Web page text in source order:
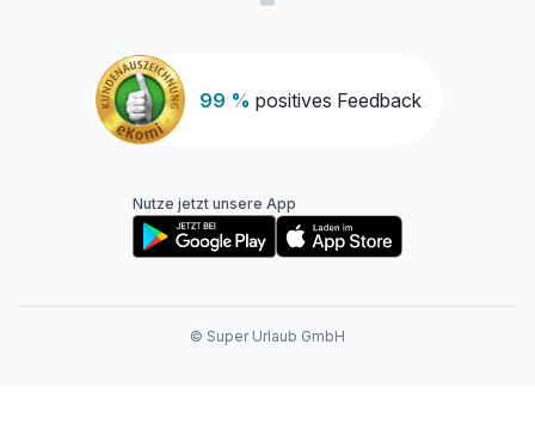
99 % positives Feedback
Nutze jetzt unsere App
© Super Urlaub GmbH